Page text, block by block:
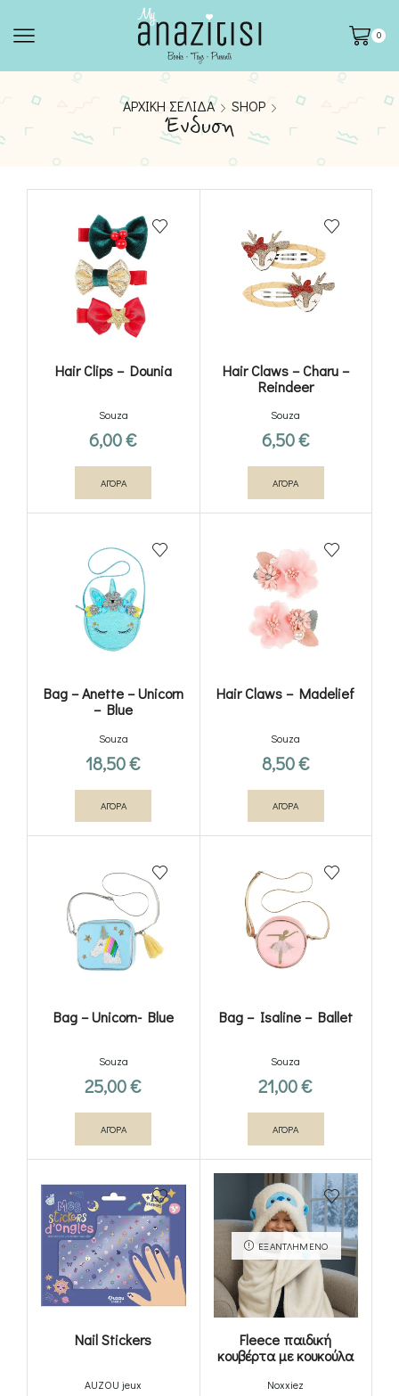
0
ΑΡΧΙΚΉ ΣΕΛΊΔΑ SHOP
Ένδυση
Hair Clips – Dounia
Souza
6,00€
ΑΓΟΡΑ
Hair Claws – Charu –
Reindeer
Souza
6,50€
ΑΓΟΡΑ
Bag – Anette – Unicorn
– Blue
Souza
18,50€
ΑΓΟΡΑ
Hair Claws – Madelief
Souza
8,50€
ΑΓΟΡΑ
Bag – Unicorn- Blue
Souza
25,00€
ΑΓΟΡΑ
Bag – Isaline – Ballet
Souza
21,00€
ΑΓΟΡΑ
Nail Stickers
AUZOU jeux
ΕΞΑΝΤΛΗΜΈΝΟ
Fleece παιδική
κουβέρτα με κουκούλα
και χεράκια – Yeti
Noxxiez